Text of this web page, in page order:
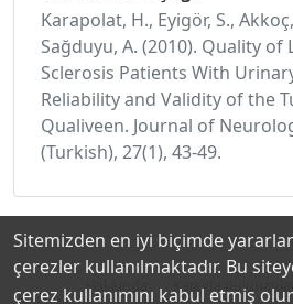
Karapolat, H., Eyigör, S.,
Sağduyu, A. (2010). Quality
Sclerosis Patients With
Reliability and Validity of the
Qualiveen. Journal of
(Turkish), 27(1), 43-49.
Hakkında Katkıda Bulunanlar
Sitemizden en iyi biçimde
çerezler kullanılmaktadır. Bu
çerez kullanımını kabul etmiş